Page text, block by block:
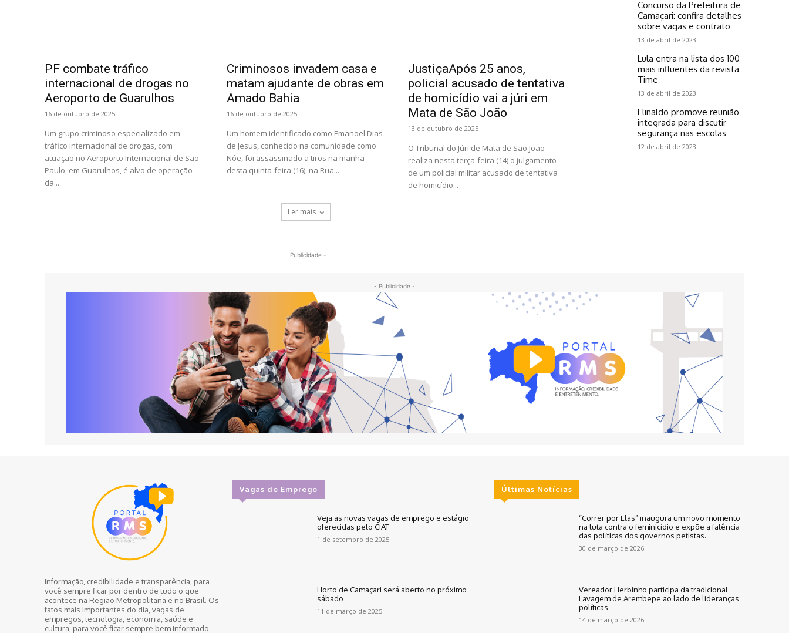
PF combate tráfico
internacional de drogas no
Aeroporto de Guarulhos
16 de outubro de 2025
Um grupo criminoso especializado em
tráfico internacional de drogas, com
atuação no Aeroporto Internacional de São
Paulo, em Guarulhos, é alvo de operação
da...
Criminosos invadem casa e
matam ajudante de obras em
Amado Bahia
16 de outubro de 2025
Um homem identificado como Emanoel Dias
de Jesus, conhecido na comunidade como
Nóe, foi assassinado a tiros na manhã
desta quinta-feira (16), na Rua...
JustiçaApós 25 anos,
policial acusado de tentativa
de homicídio vai a júri em
Mata de São João
13 de outubro de 2025
O Tribunal do Júri de Mata de São João
realiza nesta terça-feira (14) o julgamento
de um policial militar acusado de tentativa
de homicídio...
Ler mais
- Publicidade -
Concurso da Prefeitura de
Camaçari: confira detalhes
sobre vagas e contrato
13 de abril de 2023
Lula entra na lista dos 100
mais influentes da revista
Time
13 de abril de 2023
Elinaldo promove reunião
integrada para discutir
segurança nas escolas
12 de abril de 2023
- Publicidade -
Informação, credibilidade e transparência, para
você sempre ficar por dentro de tudo o que
acontece na Região Metropolitana e no Brasil. Os
fatos mais importantes do dia, vagas de
empregos, tecnologia, economia, saúde e
cultura, para você ficar sempre bem informado.
Vagas de Emprego
Veja as novas vagas de emprego e estágio
oferecidas pelo CIAT
1 de setembro de 2025
Horto de Camaçari será aberto no próximo
sábado
11 de março de 2025
Últimas Notícias
“Correr por Elas” inaugura um novo momento
na luta contra o feminicídio e expõe a falência
das políticas dos governos petistas.
30 de março de 2026
Vereador Herbinho participa da tradicional
Lavagem de Arembepe ao lado de lideranças
políticas
14 de março de 2026